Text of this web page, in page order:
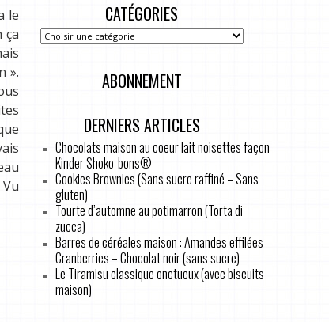
le
ça
».
CATÉGORIES
ABONNEMENT
DERNIERS ARTICLES
Chocolats maison au coeur lait noisettes façon
Kinder Shoko-bons®
Cookies Brownies (Sans sucre raffiné – Sans
gluten)
Tourte d’automne au potimarron (Torta di
zucca)
Barres de céréales maison : Amandes effilées –
Cranberries – Chocolat noir (sans sucre)
Le Tiramisu classique onctueux (avec biscuits
maison)